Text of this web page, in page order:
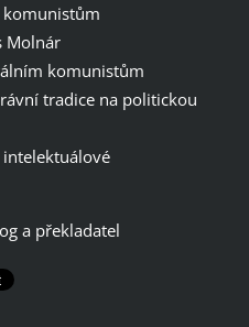
komunistům
Molnár
komunistům
tradice na politickou
a překladatel